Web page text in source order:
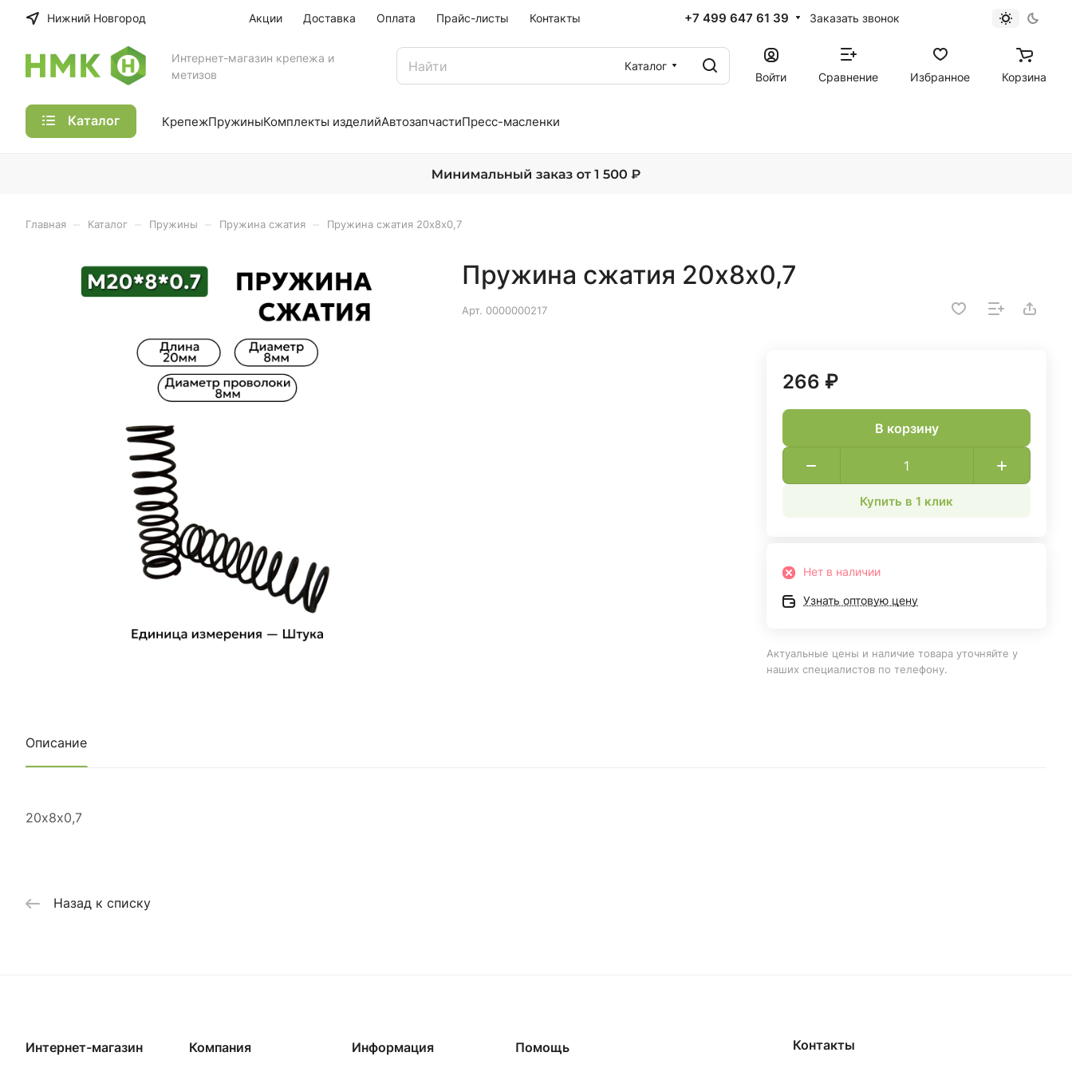
Нижний Новгород Акции Доставка Оплата Прайс-листы Контакты +7 499 647 61 39 Заказать звонок
Интернет-магазин крепежа и
метизов
Каталог
Войти
Сравнение Избранное Корзина
Каталог КрепежПружиныКомплекты изделийАвтозапчастиПресс-масленки
Главная Каталог Пружины Пружина сжатия Пружина сжатия 20х8х0,7
Пружина сжатия 20х8х0,7
Арт. 0000000217
266 ₽
В корзину
Купить в 1 клик
Нет в наличии
Узнать оптовую цену
Актуальные цены и наличие товара уточняйте у
наших специалистов по телефону.
Описание
20х8х0,7
Назад к списку
Интернет-магазин Компания Информация Помощь Контакты